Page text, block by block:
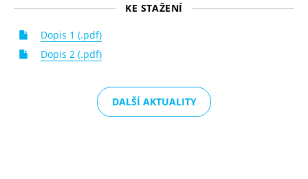
KE STAŽENÍ
Dopis 1 (.pdf)
Dopis 2 (.pdf)
DALŠÍ AKTUALITY